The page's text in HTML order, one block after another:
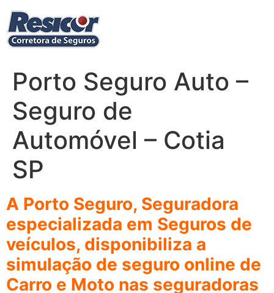
para
conteúdo
Porto Seguro Auto –
Seguro de
Automóvel – Cotia
SP
A Porto Seguro, Seguradora
especializada em Seguros de
veículos, disponibiliza a
simulação de seguro online de
Carro e Moto nas seguradoras